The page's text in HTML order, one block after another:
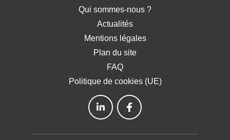
Qui sommes-nous ?
Actualités
Mentions légales
Plan du site
FAQ
Politique de cookies (UE)